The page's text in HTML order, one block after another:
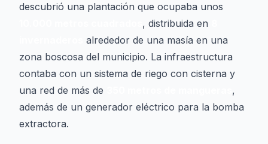
descubrió una plantación que ocupaba unos
, distribuida en
alrededor de una masía en una
zona boscosa del municipio. La infraestructura
contaba con un sistema de riego con cisterna y
una red de más de
,
además de un generador eléctrico para la bomba
extractora.